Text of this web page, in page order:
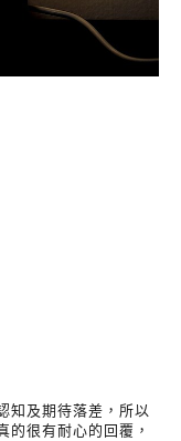
知及期待落差，所以
的很有耐心的回覆，